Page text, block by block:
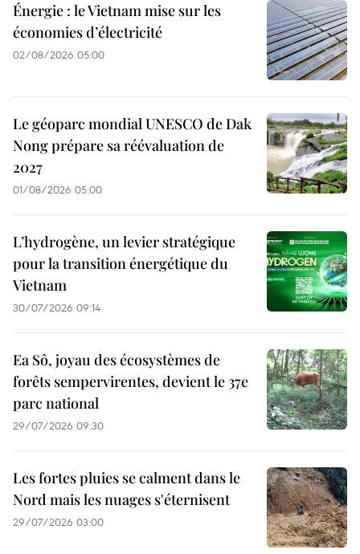
Énergie : le Vietnam mise sur les
économies d’électricité
02/08/2026 05:00
Le géoparc mondial UNESCO de Dak
Nong prépare sa réévaluation de
2027
01/08/2026 05:00
L’hydrogène, un levier stratégique
pour la transition énergétique du
Vietnam
30/07/2026 09:14
Ea Sô, joyau des écosystèmes de
forêts sempervirentes, devient le 37e
parc national
29/07/2026 09:30
Les fortes pluies se calment dans le
Nord mais les nuages s'éternisent
29/07/2026 03:00